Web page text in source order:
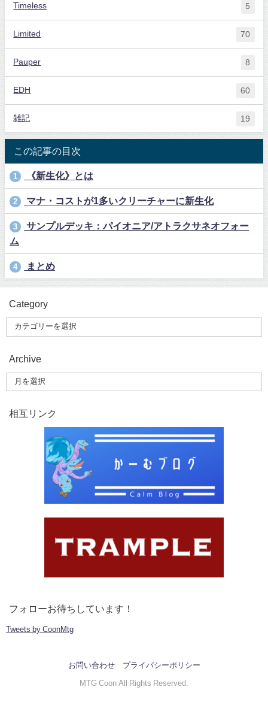
Timeless 5
Limited 70
Pauper 8
EDH 60
雑記 19
この記事の目次
1 《新生化》とは
2 マナ・コストが1多いクリーチャーに新生化
3
サンプルデッキ：パイオニア/アトラクサネオフォー
ム
4 まとめ
Category
Archive
相互リンク
フォローお待ちしています！
Tweets by CoonMtg
お問い合わせ プライバシーポリシー
MTG Coon All Rights Reserved.